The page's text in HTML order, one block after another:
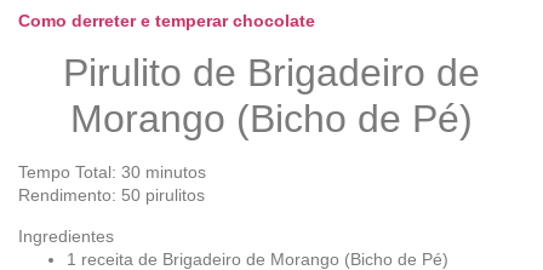
Como derreter e temperar chocolate
Pirulito de Brigadeiro de
Morango (Bicho de Pé)
Tempo Total: 30 minutos
Rendimento: 50 pirulitos
Ingredientes
1 receita de Brigadeiro de Morango (Bicho de Pé)